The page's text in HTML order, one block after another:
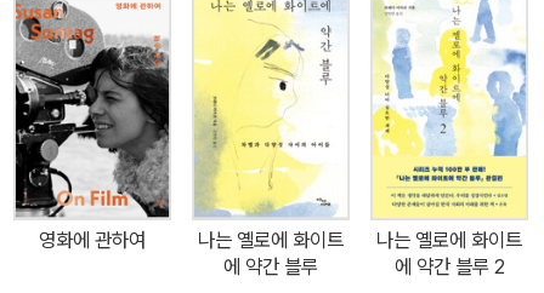
래하는 펑크록의 나라 영국으로 가자’라고 마음먹고 1996년 영국에
정착했다. 영국에서도 여러 직업을 전전하며 뼛속까지 노동자의 정체
성으로 살아온 그는 “브래디 씨, 아저씨들 이야기를 써주세요”라는
편집자의 제안에 자신의 남편을 비롯한 베이비부머 세대 노동 계급
남성들의 이야기를 쓰기로 했다. 브래디 미카코는 폴 윌리스의 『해머
타운의 녀석들』(원제는 Learning to Labour: How Working Clas
s Kids Get Working Class Jobs로 한국에는 『학교와 계급 재생
산』이라는 제목으로 소개되었다)을 언급하며 책의 문을 연다. 1977
영화에 관하여
나는 옐로에 화이트
에 약간 블루
나는 옐로에 화이트
에 약간 블루 2